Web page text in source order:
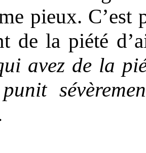
pieux. C’est
de la piété
avez de la